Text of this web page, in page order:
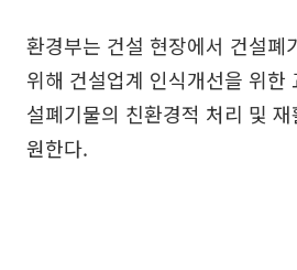
환경부는 건설 현장에서 건설폐
위해 건설업계 인식개선을 위한
설폐기물의 친환경적 처리 및
원한다.